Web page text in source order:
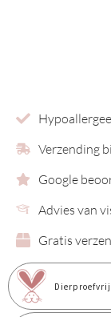
Verzending
Google
Advies van
Gratis
Dierproefvrij